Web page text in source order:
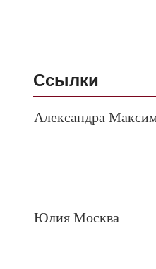
Ссылки
Александра
Юлия Москва